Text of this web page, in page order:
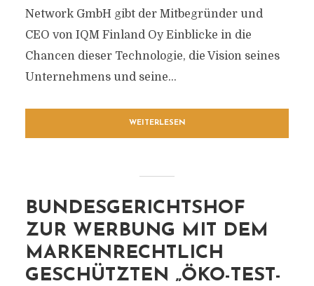
Network GmbH gibt der Mitbegründer und
CEO von IQM Finland Oy Einblicke in die
Chancen dieser Technologie, die Vision seines
Unternehmens und seine...
WEITERLESEN
BUNDESGERICHTSHOF
ZUR WERBUNG MIT DEM
MARKENRECHTLICH
GESCHÜTZTEN „ÖKO-TEST-